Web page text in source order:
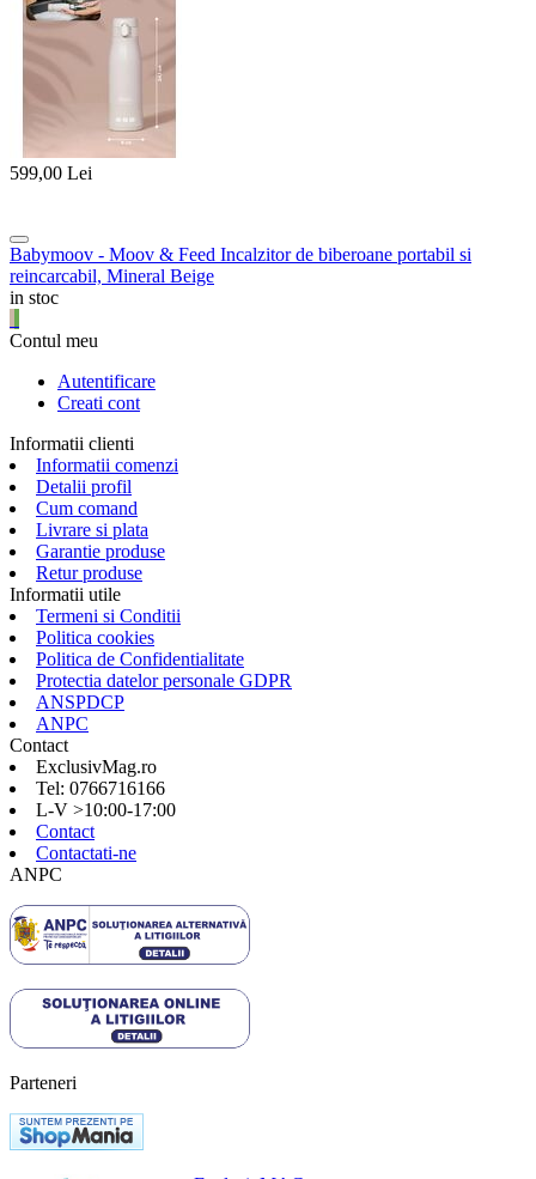
599,00 Lei
Babymoov - Moov & Feed Incalzitor de biberoane portabil si
reincarcabil, Mineral Beige
in stoc
Contul meu
Autentificare
Creati cont
Informatii clienti
Informatii comenzi
Detalii profil
Cum comand
Livrare si plata
Garantie produse
Retur produse
Informatii utile
Termeni si Conditii
Politica cookies
Politica de Confidentialitate
Protectia datelor personale GDPR
ANSPDCP
ANPC
Contact
ExclusivMag.ro
Tel: 0766716166
L-V >10:00-17:00
Contact
Contactati-ne
ANPC
Parteneri